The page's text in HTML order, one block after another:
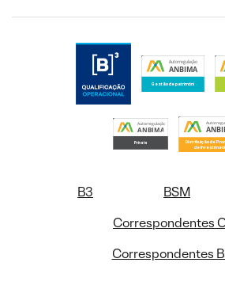
B3 BSM
Correspondentes
Correspondentes